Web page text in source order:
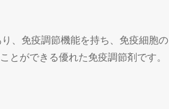
、免疫調節機能を持ち、免疫細胞の
ができる優れた免疫調節剤です。